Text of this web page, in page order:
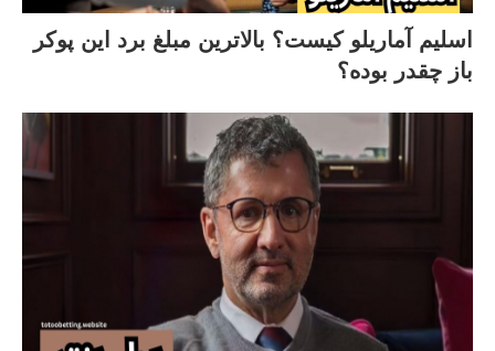
اسلیم آماریلو کیست؟ بالاترین مبلغ برد این پوکر
باز چقدر بوده؟